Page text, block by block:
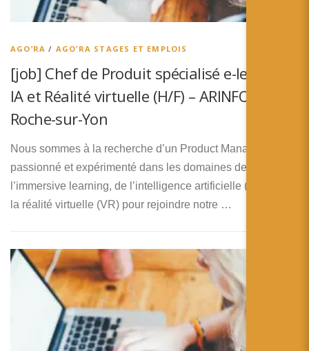
AGO’RA / AGO’RA STAGES ET EMPLOIS
[job] Chef de Produit spécialisé e-learning,
IA et Réalité virtuelle (H/F) – ARINFO – La
Roche-sur-Yon
Nous sommes à la recherche d’un Product Manager
passionné et expérimenté dans les domaines de
l’immersive learning, de l’intelligence artificielle (IA) et de
la réalité virtuelle (VR) pour rejoindre notre …